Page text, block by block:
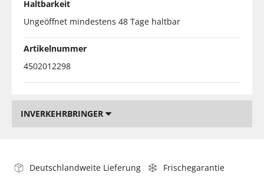
Haltbarkeit
Ungeöffnet mindestens 48 Tage haltbar
Artikelnummer
4502012298
INVERKEHRBRINGER
Deutschlandweite Lieferung
Frischegarantie